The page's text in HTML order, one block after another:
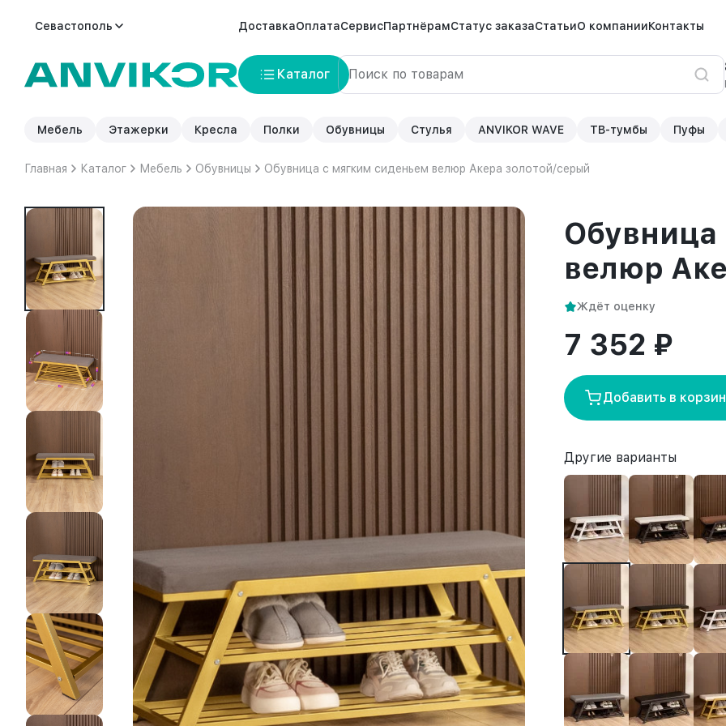
Севастополь ДоставкаОплатаСервисПартнёрамСтатус заказаСтатьиО компанииКонтакты
Каталог
Мебель Этажерки Кресла Полки Обувницы Стулья ANVIKOR WAVE ТВ-тумбы Пуфы
Главная Каталог Мебель Обувницы Обувница с мягким сиденьем велюр Акера золотой/серый
велюр
Ждёт оценку
7 352 ₽
Добавить в
Другие варианты